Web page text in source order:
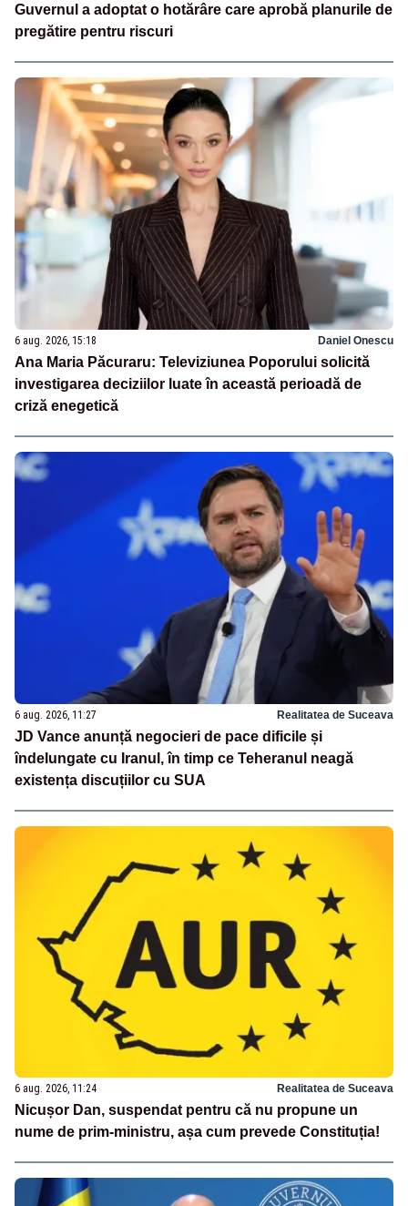
Guvernul a adoptat o hotărâre care aprobă planurile de
pregătire pentru riscuri
6 aug. 2026, 15:18 Daniel Onescu
Ana Maria Păcuraru: Televiziunea Poporului solicită
investigarea deciziilor luate în această perioadă de
criză enegetică
6 aug. 2026, 11:27 Realitatea de Suceava
JD Vance anunță negocieri de pace dificile și
îndelungate cu Iranul, în timp ce Teheranul neagă
existența discuțiilor cu SUA
6 aug. 2026, 11:24 Realitatea de Suceava
Nicușor Dan, suspendat pentru că nu propune un
nume de prim-ministru, așa cum prevede Constituția!